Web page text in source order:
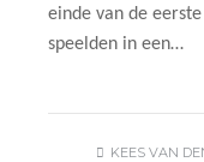
einde van de
speelden in een…
KEES VAN